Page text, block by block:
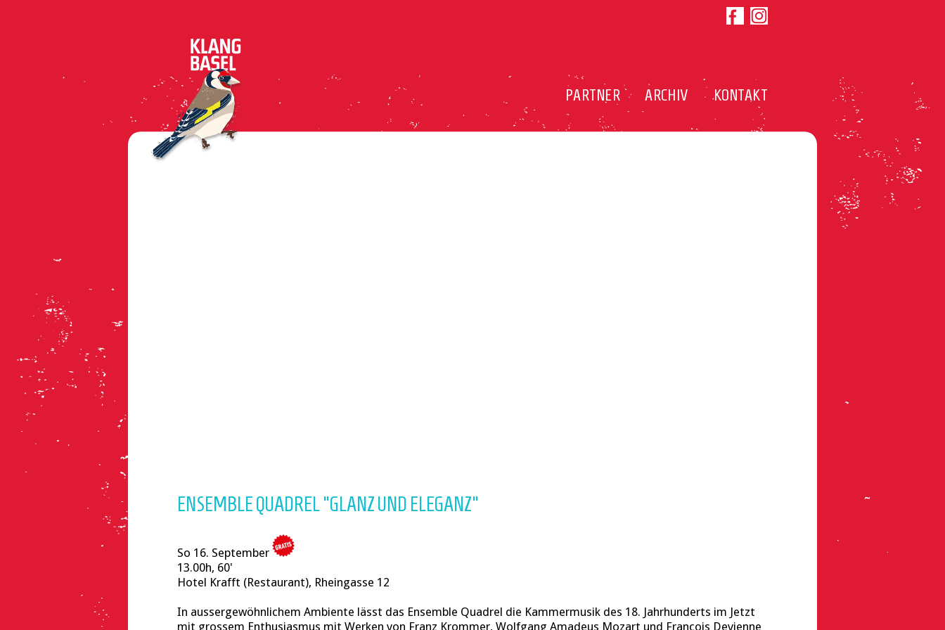
PARTNER ARCHIV KONTAKT
ENSEMBLE QUADREL "GLANZ UND ELEGANZ"
So 16. September
13.00h, 60'
Hotel Krafft (Restaurant), Rheingasse 12
In aussergewöhnlichem Ambiente lässt das Ensemble Quadrel die Kammermusik des 18. Jahrhunderts im Jetzt
mit grossem Enthusiasmus mit Werken von Franz Krommer, Wolfgang Amadeus Mozart und François Devienne